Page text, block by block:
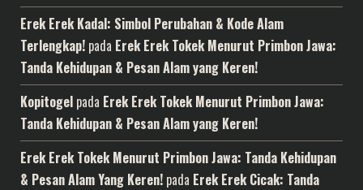
Erek Erek Kadal: Simbol Perubahan & Kode Alam
Terlengkap! pada Erek Erek Tokek Menurut Primbon Jawa:
Tanda Kehidupan & Pesan Alam yang Keren!
Kopitogel pada Erek Erek Tokek Menurut Primbon Jawa:
Tanda Kehidupan & Pesan Alam yang Keren!
Erek Erek Tokek Menurut Primbon Jawa: Tanda Kehidupan
& Pesan Alam Yang Keren! pada Erek Erek Cicak: Tanda